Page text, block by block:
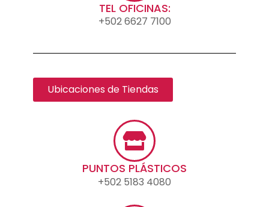
TEL OFICINAS:
+502 6627 7100
Ubicaciones de Tiendas
PUNTOS PLÁSTICOS
+502 5183 4080